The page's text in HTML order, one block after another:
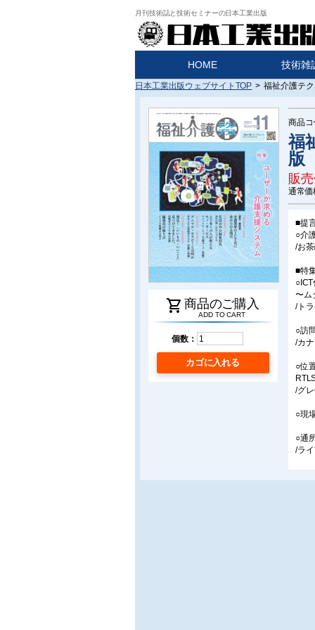
月刊技術誌と技術セミナーの日本工業出版
HOME 技術雑
日本工業出版ウェブサイトTOP > 福祉介護テ
shopping_cart 商品のご購入
ADD TO CART
個数：
カゴに入れる
商品コ
福
版
販
通常価
■提
○介
/お
■特
〜ム
/ト
○訪
/カ
○位
/グ
○現
○通
/ラ